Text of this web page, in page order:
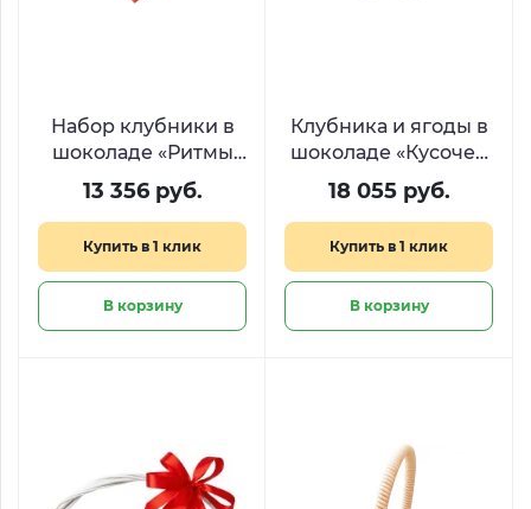
Набор клубники в
шоколаде «Ритмы
сердца»
13 356 руб.
Купить в 1 клик
В корзину
Клубника и ягоды в
шоколаде «Кусочек
счастья»
18 055 руб.
Купить в 1 клик
В корзину